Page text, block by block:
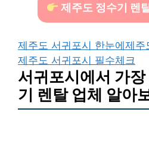
제주도 정수기 렌
제주도 서귀포시 한눈에제주
제주도 서귀포시 필수체크
서귀포시에서 가
기 렌탈 업체 알아